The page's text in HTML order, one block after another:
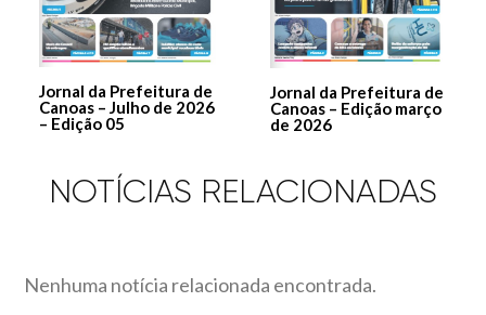
Jornal da Prefeitura de
Canoas – Julho de 2026
– Edição 05
Jornal da Prefeitura de
Canoas – Edição março
de 2026
NOTÍCIAS RELACIONADAS
Nenhuma notícia relacionada encontrada.